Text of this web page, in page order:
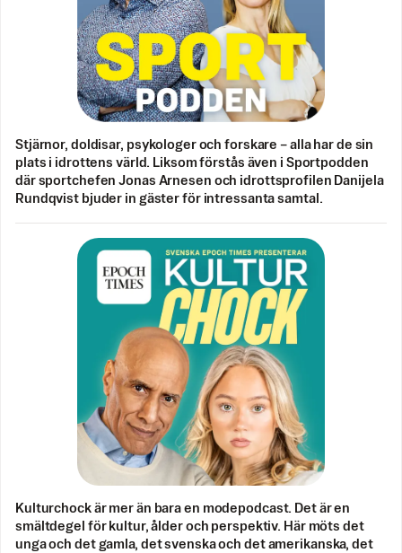
Stjärnor, doldisar, psykologer och forskare – alla har de sin
plats i idrottens värld. Liksom förstås även i Sportpodden
där sportchefen Jonas Arnesen och idrottsprofilen Danijela
Rundqvist bjuder in gäster för intressanta samtal.
Kulturchock är mer än bara en modepodcast. Det är en
smältdegel för kultur, ålder och perspektiv. Här möts det
unga och det gamla, det svenska och det amerikanska, det